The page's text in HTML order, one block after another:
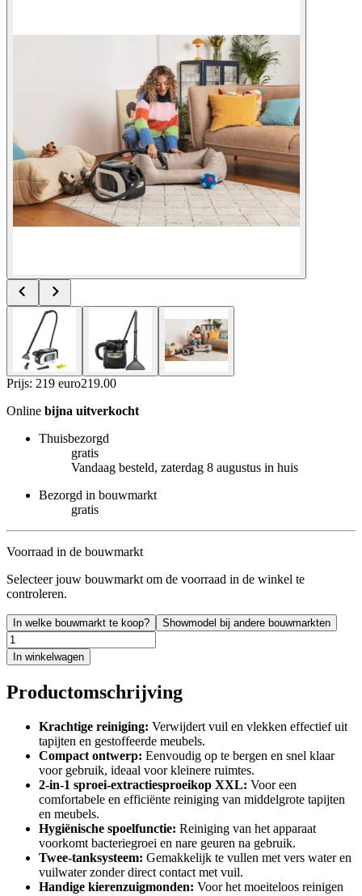
Prijs: 219 euro219.00
Online bijna uitverkocht
Thuisbezorgd
gratis
Vandaag besteld, zaterdag 8 augustus in huis
Bezorgd in bouwmarkt
gratis
Voorraad in de bouwmarkt
Selecteer jouw bouwmarkt om de voorraad in de winkel te
controleren.
In welke bouwmarkt te koop? Showmodel bij andere bouwmarkten
In winkelwagen
Productomschrijving
Krachtige reiniging: Verwijdert vuil en vlekken effectief uit
tapijten en gestoffeerde meubels.
Compact ontwerp: Eenvoudig op te bergen en snel klaar
voor gebruik, ideaal voor kleinere ruimtes.
2-in-1 sproei-extractiesproeikop XXL: Voor een
comfortabele en efficiënte reiniging van middelgrote tapijten
en meubels.
Hygiënische spoelfunctie: Reiniging van het apparaat
voorkomt bacteriegroei en nare geuren na gebruik.
Twee-tanksysteem: Gemakkelijk te vullen met vers water en
vuilwater zonder direct contact met vuil.
Handige kierenzuigmonden: Voor het moeiteloos reinigen